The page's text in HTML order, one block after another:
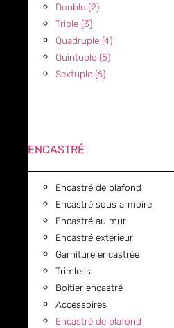
Double (2)
Triple (3)
Quadruple (4)
Quintuple (5)
Sextuple (6)
ENCASTRÉ
Encastré de plafond
Encastré sous armoire
Encastré au mur
Encastré extérieur
Garniture encastrée
Trimless
Boitier encastré
Accessoires
Encastré de plafond